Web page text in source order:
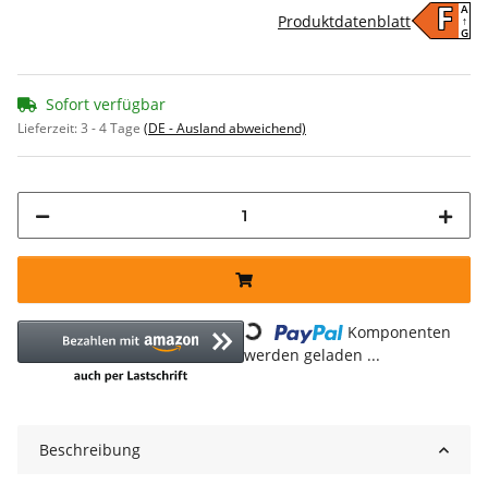
F A
↑
G
Produktdatenblatt
Sofort verfügbar
Lieferzeit:3 - 4 Tage (DE - Ausland abweichend)
Loading...
Komponenten
werden geladen ...
Beschreibung